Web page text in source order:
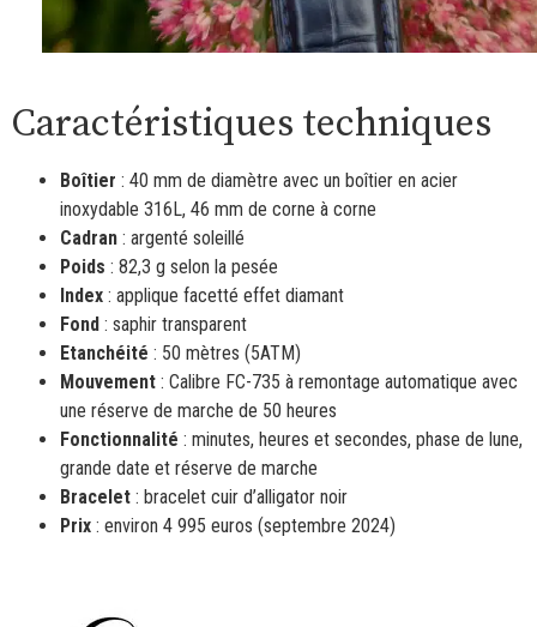
Caractéristiques techniques
Boîtier : 40 mm de diamètre avec un boîtier en acier
inoxydable 316L, 46 mm de corne à corne
Cadran : argenté soleillé
Poids : 82,3 g selon la pesée
Index : applique facetté effet diamant
Fond : saphir transparent
Etanchéité : 50 mètres (5ATM)
Mouvement : Calibre FC-735 à remontage automatique avec
une réserve de marche de 50 heures
Fonctionnalité : minutes, heures et secondes, phase de lune,
grande date et réserve de marche
Bracelet : bracelet cuir d’alligator noir
Prix : environ 4 995 euros (septembre 2024)